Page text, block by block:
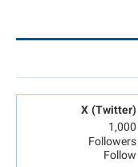
X (Twitter)
1,000
Followers
Follow